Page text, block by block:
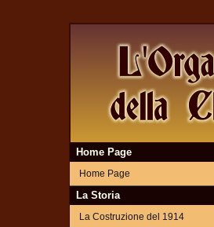
Home Page
Home Page
La Storia
La Costruzione del 1914